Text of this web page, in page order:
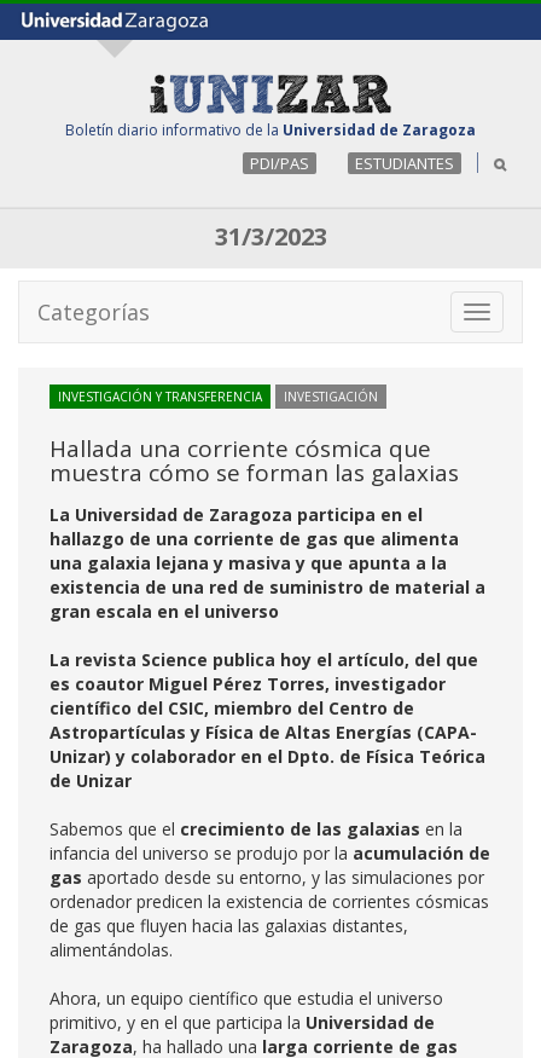
Boletín diario informativo de la Universidad de Zaragoza
PDI/PAS ESTUDIANTES
31/3/2023
Toggle
Categorías
INVESTIGACIÓN Y TRANSFERENCIA INVESTIGACIÓN
Hallada una corriente cósmica que
muestra cómo se forman las galaxias
La Universidad de Zaragoza participa en el
hallazgo de una corriente de gas que alimenta
una galaxia lejana y masiva y que apunta a la
existencia de una red de suministro de material a
gran escala en el universo
La revista Science publica hoy el artículo, del que
es coautor Miguel Pérez Torres, investigador
científico del CSIC, miembro del Centro de
Astropartículas y Física de Altas Energías (CAPA-
Unizar) y colaborador en el Dpto. de Física Teórica
de Unizar
Sabemos que el crecimiento de las galaxias en la
infancia del universo se produjo por la acumulación de
gas aportado desde su entorno, y las simulaciones por
ordenador predicen la existencia de corrientes cósmicas
de gas que fluyen hacia las galaxias distantes,
alimentándolas.
Ahora, un equipo científico que estudia el universo
primitivo, y en el que participa la Universidad de
Zaragoza, ha hallado una larga corriente de gas